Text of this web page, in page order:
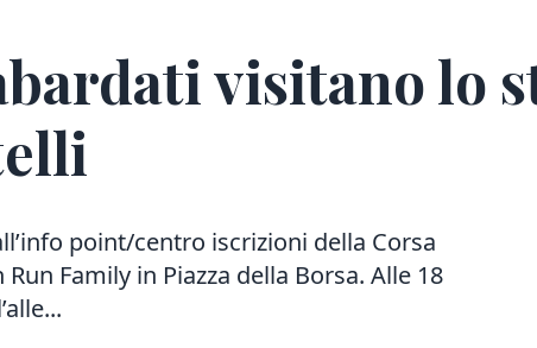
visitano lo
point/centro iscrizioni della Corsa
Family in Piazza della Borsa. Alle 18